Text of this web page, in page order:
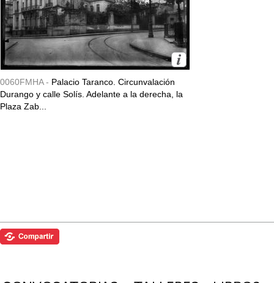
0060FMHA - Palacio Taranco. Circunvalación
Durango y calle Solís. Adelante a la derecha, la
Plaza Zab...